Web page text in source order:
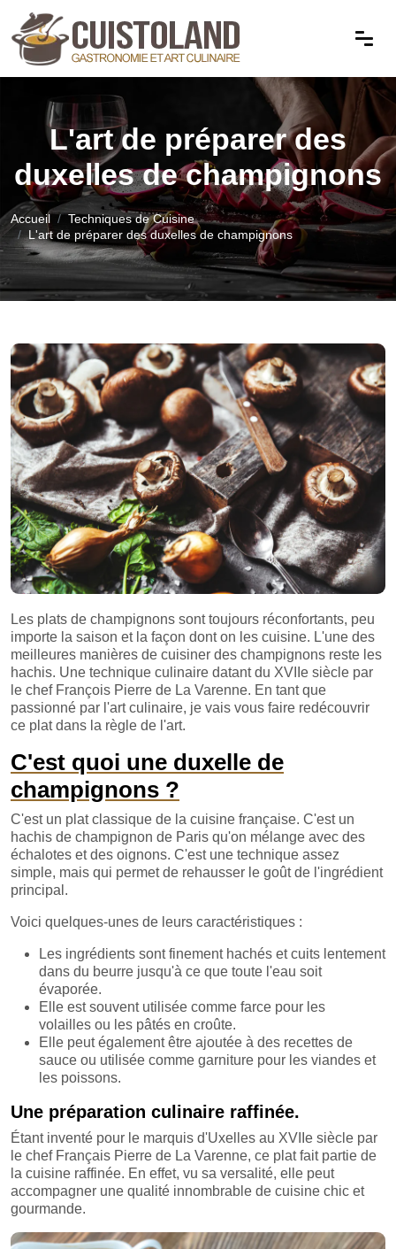
L'art de préparer des
duxelles de champignons
Accueil
Techniques de Cuisine
L'art de préparer des duxelles de champignons
Les plats de champignons sont toujours réconfortants, peu
importe la saison et la façon dont on les cuisine. L'une des
meilleures manières de cuisiner des champignons reste les
hachis. Une technique culinaire datant du XVIIe siècle par
le chef François Pierre de La Varenne. En tant que
passionné par l'art culinaire, je vais vous faire redécouvrir
ce plat dans la règle de l'art.
C'est quoi une duxelle de
champignons ?
C'est un plat classique de la cuisine française. C'est un
hachis de champignon de Paris qu'on mélange avec des
échalotes et des oignons. C'est une technique assez
simple, mais qui permet de rehausser le goût de l'ingrédient
principal.
Voici quelques-unes de leurs caractéristiques :
Les ingrédients sont finement hachés et cuits lentement
dans du beurre jusqu'à ce que toute l'eau soit
évaporée.
Elle est souvent utilisée comme farce pour les
volailles ou les pâtés en croûte.
Elle peut également être ajoutée à des recettes de
sauce ou utilisée comme garniture pour les viandes et
les poissons.
Une préparation culinaire raffinée.
Étant inventé pour le marquis d'Uxelles au XVIIe siècle par
le chef Français Pierre de La Varenne, ce plat fait partie de
la cuisine raffinée. En effet, vu sa versalité, elle peut
accompagner une qualité innombrable de cuisine chic et
gourmande.